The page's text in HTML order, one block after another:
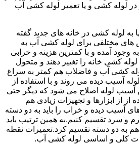
در لوله کشی و یا تعمیر لوله کشی آب
به لوله کشی در خانه های جدید گفته
مختلفی برای لوله کشی آب به
وجود آمده و با کمترین هزینه و خرابی
لوله کشی خانه را تغییر دهند و متحول
کشی آب و فاضلاب هم کمتر به سراغ
آسیب دیده می روند و با استفاده از
آسیب لوله اصلاح می شود که دیگر حتی
از از ابزارها و تجهیزات زیادی هم
آسیب دیده و خراب را باید به دو دسته
و سرد تقسیم کنیم.به همین ترتیب باید
به دو دسته تقسیم کرد.تعمیرات نقطه
کلی و اساسی لوله کشی آب.